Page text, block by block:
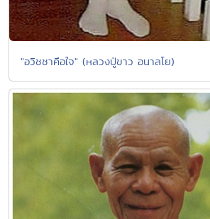
"อวิชชาคือใจ" (หลวงปู่ขาว อนาลโย)